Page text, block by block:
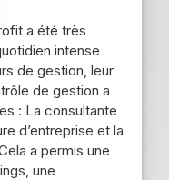
a été très
intense
de gestion, leur
de gestion a
: La consultante
d’entreprise et la
a permis une
une